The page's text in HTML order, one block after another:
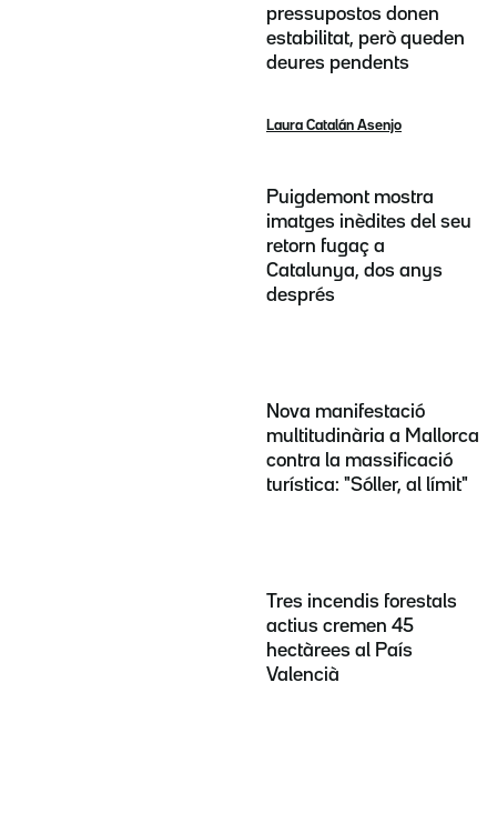
pressupostos donen
estabilitat, però queden
deures pendents
Laura Catalán Asenjo
Puigdemont mostra
imatges inèdites del seu
retorn fugaç a
Catalunya, dos anys
després
Nova manifestació
multitudinària a Mallorca
contra la massificació
turística: "Sóller, al límit"
Tres incendis forestals
actius cremen 45
hectàrees al País
Valencià